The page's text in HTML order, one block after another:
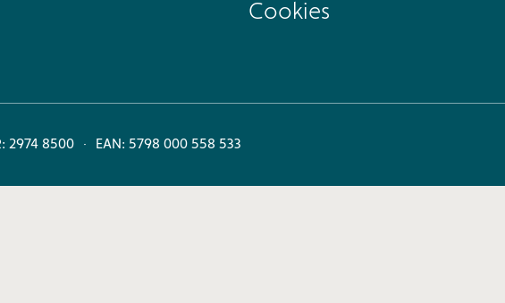
Cookies
2974 8500 EAN: 5798 000 558 533